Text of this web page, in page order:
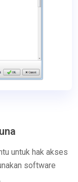
untuk hak akses
software